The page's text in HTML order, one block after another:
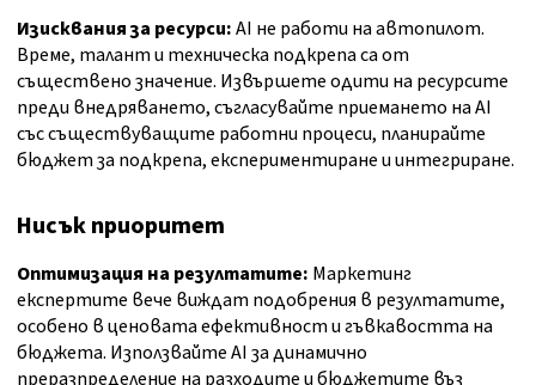
Изисквания за ресурси:AI не работи на автопилот.
Време, талант и техническа подкрепа са от
съществено значение. Извършете одити на ресурсите
преди внедряването, съгласувайте приемането на AI
със съществуващите работни процеси, планирайте
бюджет за подкрепа, експериментиране и интегриране.
Нисък приоритет
Оптимизация на резултатите: Маркетинг
експертите вече виждат подобрения в резултатите,
особено в ценовата ефективност и гъвкавостта на
бюджета. Използвайте AI за динамично
преразпределение на разходите и бюджетите въз